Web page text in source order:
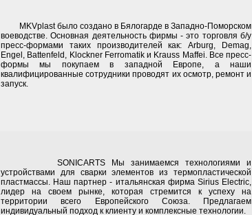
MKVplast было создано в Бялогарде в Западно-Поморском
воеводстве. Основная деятельность фирмы - это торговля б/у
пресс-формами таких производителей как: Arburg, Demag,
Engel, Battenfeld, Klockner Ferromatik и Krauss Maffei. Все пресс-
формы мы покупаем в западной Европе, а наши
квалифицированные сотрудники проводят их осмотр, ремонт и
запуск.
SONICARTS Мы занимаемся технологиями и
устройствами для сварки элементов из термопластической
пластмассы. Наш партнер - итальянская фирма Sirius Electric,
лидер на своем рынке, которая стремится к успеху на
территории всего Европейского Союза. Предлагаем
индивидуальный подход к клиенту и комплексные технологии.